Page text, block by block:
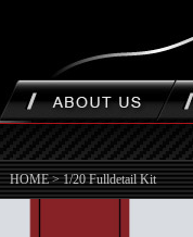
HOME> 1/20 Fulldetail Kit